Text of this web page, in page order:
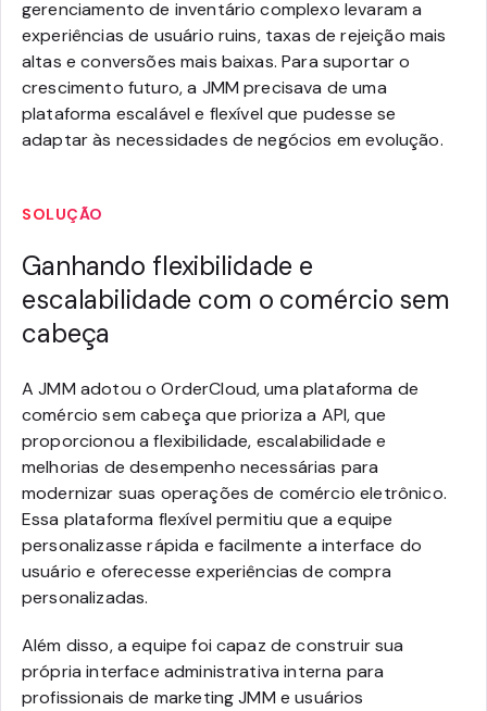
gerenciamento de inventário complexo levaram a
experiências de usuário ruins, taxas de rejeição mais
altas e conversões mais baixas. Para suportar o
crescimento futuro, a JMM precisava de uma
plataforma escalável e flexível que pudesse se
adaptar às necessidades de negócios em evolução.
SOLUÇÃO
Ganhando flexibilidade e
escalabilidade com o comércio sem
cabeça
A JMM adotou o OrderCloud, uma plataforma de
comércio sem cabeça que prioriza a API, que
proporcionou a flexibilidade, escalabilidade e
melhorias de desempenho necessárias para
modernizar suas operações de comércio eletrônico.
Essa plataforma flexível permitiu que a equipe
personalizasse rápida e facilmente a interface do
usuário e oferecesse experiências de compra
personalizadas.
Além disso, a equipe foi capaz de construir sua
própria interface administrativa interna para
profissionais de marketing JMM e usuários